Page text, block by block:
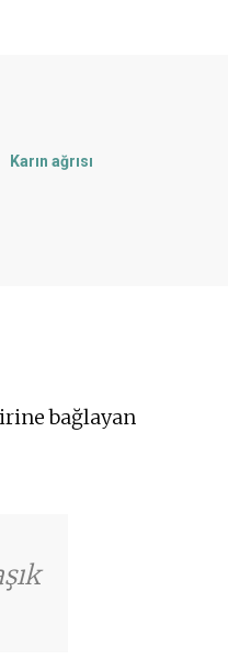
Karın ağrısı
bağlayan